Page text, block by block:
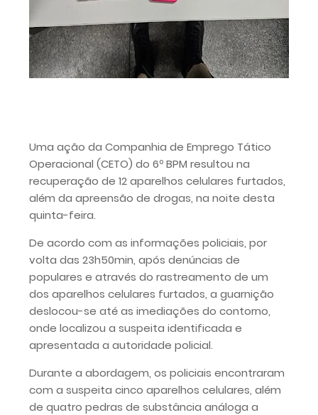
Uma ação da Companhia de Emprego Tático
Operacional (CETO) do 6º BPM resultou na
recuperação de 12 aparelhos celulares furtados,
além da apreensão de drogas, na noite desta
quinta-feira.
De acordo com as informações policiais, por
volta das 23h50min, após denúncias de
populares e através do rastreamento de um
dos aparelhos celulares furtados, a guarnição
deslocou-se até as imediações do contorno,
onde localizou a suspeita identificada e
apresentada a autoridade policial.
Durante a abordagem, os policiais encontraram
com a suspeita cinco aparelhos celulares, além
de quatro pedras de substância análoga a